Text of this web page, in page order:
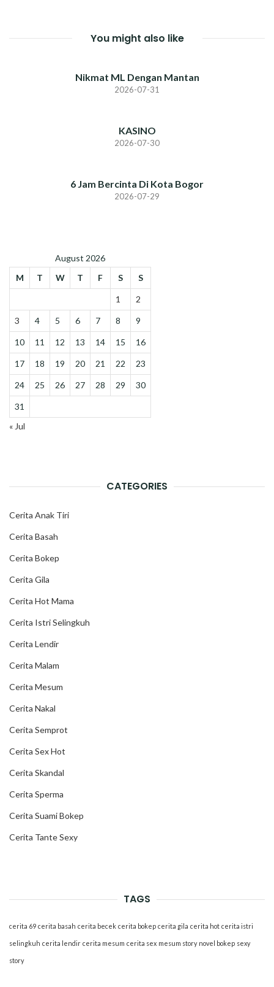
You might also like
Nikmat ML Dengan Mantan
2026-07-31
KASINO
2026-07-30
6 Jam Bercinta Di Kota Bogor
2026-07-29
August 2026
M
T W T F S S
1 2
3 4 5 6 7 8 9
10 11 12 13 14 15 16
17 18 19 20 21 22 23
24 25 26 27 28 29 30
31
« Jul
CATEGORIES
Cerita Anak Tiri
Cerita Basah
Cerita Bokep
Cerita Gila
Cerita Hot Mama
Cerita Istri Selingkuh
Cerita Lendir
Cerita Malam
Cerita Mesum
Cerita Nakal
Cerita Semprot
Cerita Sex Hot
Cerita Skandal
Cerita Sperma
Cerita Suami Bokep
Cerita Tante Sexy
TAGS
cerita 69 cerita basah cerita becek cerita bokep cerita gila cerita hot cerita istri
selingkuh cerita lendir cerita mesum cerita sex mesum story novel bokep sexy
story